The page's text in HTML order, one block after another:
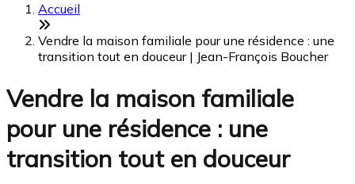
Accueil
Vendre la maison familiale pour une résidence : une
transition tout en douceur | Jean-François Boucher
Vendre la maison familiale
pour une résidence : une
transition tout en douceur